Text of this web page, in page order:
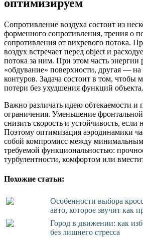
оптимизируем
Сопротивление воздуха состоит из
форменного сопротивления, трения о
сопротивления от вихревого потока.
воздух встречает перед object и
потока за ним. При этом часть энергии
«обдувание» поверхности, другая — на
контуров. Задача состоит в том, чтобы
потери без ухудшения функций объекта.
Важно различать идею обтекаемости и
ограничения. Уменьшение
снизить скорость и устойчивость, если
Поэтому оптимизация аэродинамики
собой компромисс между
требуемой функциональностью:
турбулентности, комфортом или
Похожие статьи:
Особенности выбора
авто, которое звучит как
Город в движении: как
без лишнего стресса